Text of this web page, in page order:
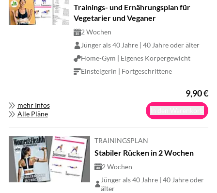
Trainings- und Ernährungsplan für
Vegetarier und Veganer
2 Wochen
Jünger als 40 Jahre | 40 Jahre oder älter
Home-Gym | Eigenes Körpergewicht
Einsteigerin | Fortgeschrittene
mehr Infos
Alle Pläne
9,90€
TRAININGSPLAN
Stabiler Rücken in 2 Wochen
2 Wochen
Jünger als 40 Jahre | 40 Jahre oder
älter